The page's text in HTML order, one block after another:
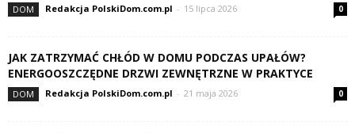
DOM Redakcja PolskiDom.com.pl - 15 lipca 2026 0
JAK ZATRZYMAĆ CHŁÓD W DOMU PODCZAS UPAŁÓW?
ENERGOOSZCZĘDNE DRZWI ZEWNĘTRZNE W PRAKTYCE
DOM Redakcja PolskiDom.com.pl - 21 maja 2026 0